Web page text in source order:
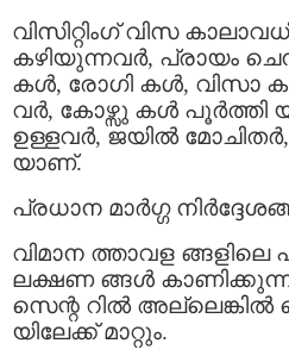
വിസിറ്റിംഗ് വിസ
കഴിയുന്നവർ, പ്രായം
കൾ, രോഗി കൾ, വിസാ
വർ, കോഴ്സു കൾ പൂർത്തി
ഉള്ളവർ, ജയില്‍
യാണ്.
പ്രധാന മാര്‍ഗ്ഗ
വിമാന ത്താവള
ലക്ഷണ ങ്ങള്‍
സെന്റ റില്‍
യിലേക്ക് മാറ്റും.